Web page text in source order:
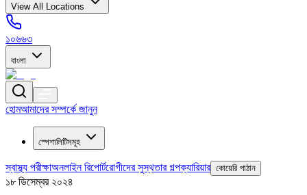
View All Locations
১০৬৬৩
বাংলা
হোমআমাদের সম্পর্কে জানুন
স্পেশালিটিসমূহ
স্বাস্থ্য পরীক্ষাঅনলাইন রিপোর্টরোগীদের সুস্থতার গল্পক্যারিয়ার কোয়েরি পাঠান
১৮ ডিসেম্বর ২০২৪